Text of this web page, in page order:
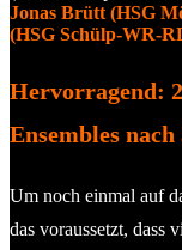
Jonas Brütt (HSG
(HSG Schülp-WR-
Hervorragend:
Ensembles
Um noch einmal auf
das voraussetzt, dass